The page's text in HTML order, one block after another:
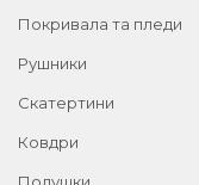
Покривала та пледи
Рушники
Скатертини
Ковдри
Подушки